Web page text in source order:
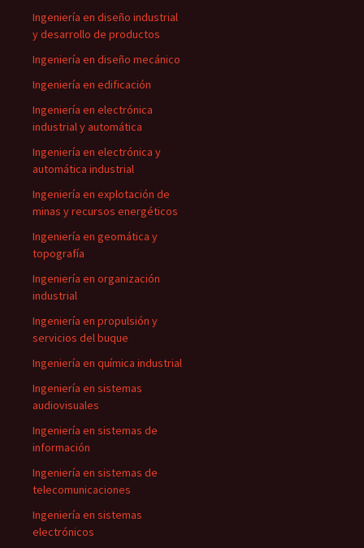
Ingeniería en diseño industrial
y desarrollo de productos
Ingeniería en diseño mecánico
Ingeniería en edificación
Ingeniería en electrónica
industrial y automática
Ingeniería en electrónica y
automática industrial
Ingeniería en explotación de
minas y recursos energéticos
Ingeniería en geomática y
topografía
Ingeniería en organización
industrial
Ingeniería en propulsión y
servicios del buque
Ingeniería en química industrial
Ingeniería en sistemas
audiovisuales
Ingeniería en sistemas de
información
Ingeniería en sistemas de
telecomunicaciones
Ingeniería en sistemas
electrónicos